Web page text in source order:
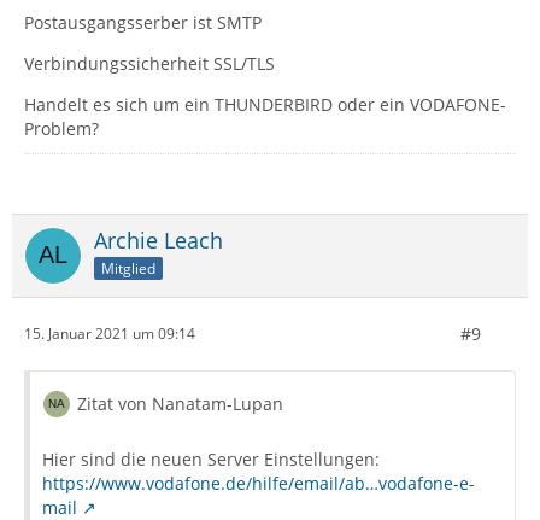
Postausgangsserber ist SMTP
Verbindungssicherheit SSL/TLS
Handelt es sich um ein THUNDERBIRD oder ein VODAFONE-
Problem?
Archie Leach
Mitglied
15. Januar 2021 um 09:14 #9
Zitat von Nanatam-Lupan
Hier sind die neuen Server Einstellungen:
https://www.vodafone.de/hilfe/email/ab…vodafone-e-
mail